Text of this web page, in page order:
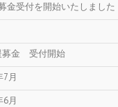
受付を開始いたしました
募金 受付開始
月
月